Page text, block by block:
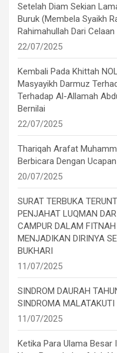
Setelah Diam Sekian
Buruk (Membela Syaikh
Rahimahullah Dari
22/07/2025
Kembali Pada Khittah
Masyayikh Darmuz
Terhadap Al-Allamah
Bernilai
22/07/2025
Thariqah Arafat
Berbicara Dengan
20/07/2025
SURAT TERBUKA
PENJAHAT LUQMAN
CAMPUR DALAM
MENJADIKAN DIRINYA
BUKHARI
11/07/2025
SINDROM DAURAH
SINDROMA MALATAKUTI
11/07/2025
Ketika Para Ulama Besar